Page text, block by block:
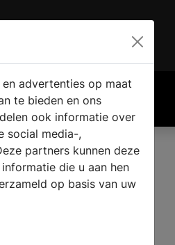
WEBSHOP
advertenties op maat
te bieden en ons
ook informatie over
social media-,
partners kunnen deze
die u aan hen
op basis van uw